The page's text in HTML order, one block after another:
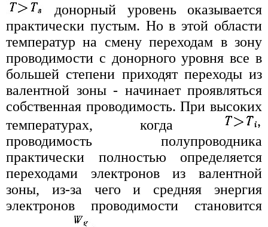
донорный уровень оказывается
практически пустым. Но в этой области
температур на смену переходам в зону
проводимости с донорного уровня все в
большей степени приходят переходы из
валентной зоны - начинает проявляться
собственная проводимость. При высоких
температурах, когда
проводимость полупроводника
практически полностью определяется
переходами электронов из валентной
зоны, из-за чего и средняя энергия
электронов проводимости становится